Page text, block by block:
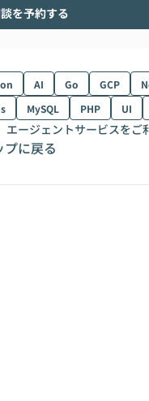
を予約する
AI Go GCP
MySQL PHP UI
ージェントサービスをご
プに戻る